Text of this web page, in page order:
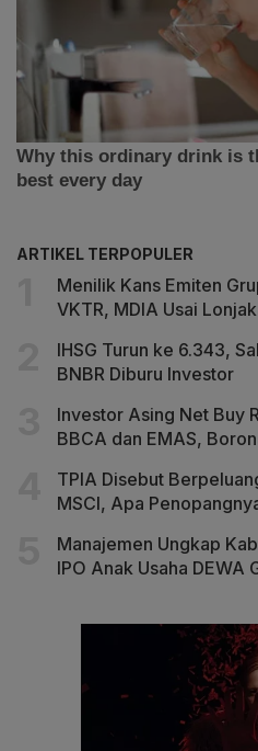
ARTIKEL TERPOPULER
Menilik Kans Emiten
VKTR, MDIA Usai
IHSG Turun ke 6.343,
BNBR Diburu Investor
Investor Asing Net Buy
BBCA dan EMAS,
TPIA Disebut
MSCI, Apa
Manajemen Ungkap
IPO Anak Usaha DEWA